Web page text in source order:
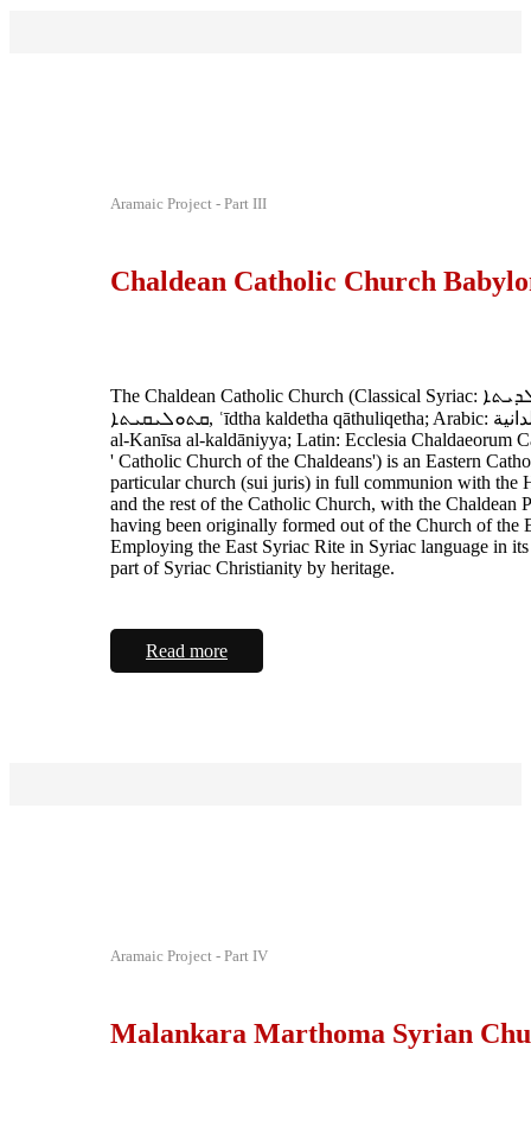
Aramaic Project - Part III
Chaldean Catholic Church
The Chaldean Catholic Church (Classical Syriac: ܥܕܬܐ ܟܠܕܝܬܐ
ܩܬܘܠܝܩܝܬܐ‎, ʿīdtha kaldetha qāthuliqetha; Arabic: الكنيسة الكلدانية
al-Kanīsa al-kaldāniyya; Latin: Ecclesia Chaldaeorum
' Catholic Church of the Chaldeans') is an Eastern
particular church (sui juris) in full communion with the
and the rest of the Catholic Church, with the Chaldean
having been originally formed out of the Church of the
Employing the East Syriac Rite in Syriac language in
part of Syriac Christianity by heritage.
Read more
Aramaic Project - Part IV
Malankara Marthoma Syrian